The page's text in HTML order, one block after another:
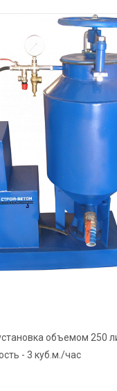
объемом 250
- 3 куб.м./час